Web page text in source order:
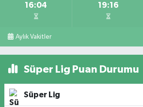
16:04 19:16
Aylık Vakitler
Süper Lig Puan Durumu
Süper Lig